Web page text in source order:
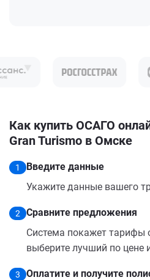
Как купить ОСАГО
Gran Turismo в Омске
1
Введите данные
Укажите данные вашего
2
Сравните предложения
Система покажет тарифы
выберите лучший по цене
3
Оплатите и получите